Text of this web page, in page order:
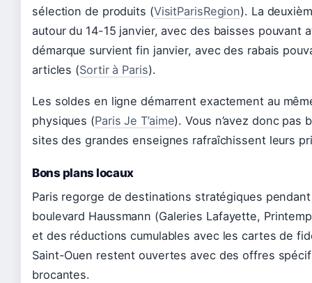
sélection de produits (VisitParisRegion). La
autour du 14-15 janvier, avec des baisses pouvant
démarque survient fin janvier, avec des rabais
articles (Sortir à Paris).
Les soldes en ligne démarrent exactement au
physiques (Paris Je T’aime). Vous n’avez donc pas
sites des grandes enseignes rafraîchissent leurs
Bons plans locaux
Paris regorge de destinations stratégiques
boulevard Haussmann (Galeries Lafayette,
et des réductions cumulables avec les cartes de
Saint-Ouen restent ouvertes avec des offres
brocantes.